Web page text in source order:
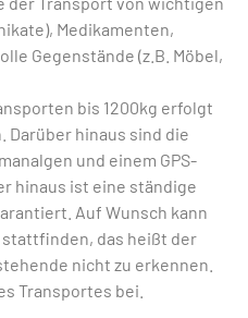
Medikamenten,
Gegenstände (z.B. Möbel,
bis 1200kg erfolgt
Darüber hinaus sind die
und einem GPS-
hinaus ist eine ständige
Auf Wunsch kann
das heißt der
nicht zu erkennen.
Transportes bei.